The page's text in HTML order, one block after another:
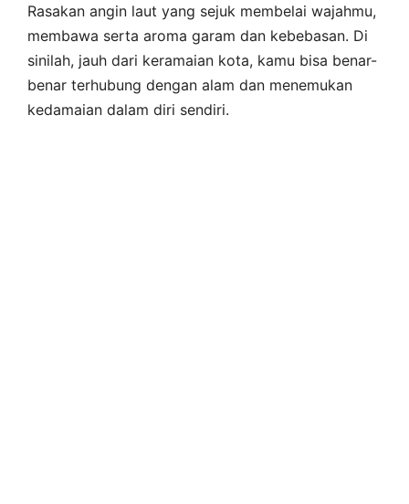
Rasakan angin laut yang sejuk membelai wajahmu,
membawa serta aroma garam dan kebebasan. Di
sinilah, jauh dari keramaian kota, kamu bisa benar-
benar terhubung dengan alam dan menemukan
kedamaian dalam diri sendiri.